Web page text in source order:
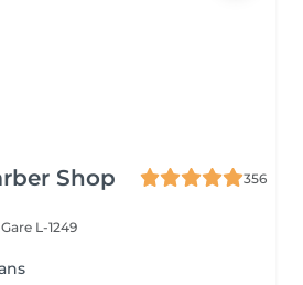
Shop
356
Gare L-1249